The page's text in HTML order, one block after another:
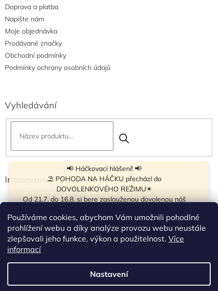
Používáme cookies, abychom Vám umožnili pohodlné
prohlížení webu a díky analýze provozu webu neustále
zlepšovali jeho funkce, výkon a použitelnost. Více
informací
Nastavení
📢 Háčkovací hlášení! 📢
⛱ POHODA NA HÁČKU přechází do
DOVOLENKOVÉHO REŽIMU☀
Od 21.7. do 16.8. si bere zaslouženou dovolenou náš
krátkou pauzu.
Objednávky přijímáme dál - klubíčka, která máme
vyrobená, odešleme bez zdržení. U ostatních se doba
☀
Od 7.8. do 14.8. si dovolenou bude užívat obchůdek v
Doprava a platba
Napište nám
Moje objednávka
Prodávané značky
Obchodní podmínky
Podmínky ochrany osobních údajů
Vyhledávání
Instagram
Sledovat na Instagramu
Vytvořil Shoptet